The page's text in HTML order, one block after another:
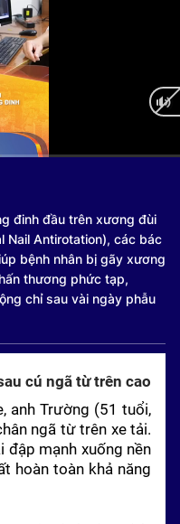
đinh đầu trên xương đùi
Nail Antirotation), các bác
bệnh nhân bị gãy xương
thương phức tạp,
chỉ sau vài ngày phẫu
cú ngã từ trên cao
anh Trường (51 tuổi,
ngã từ trên xe tải.
đập mạnh xuống nền
hoàn toàn khả năng